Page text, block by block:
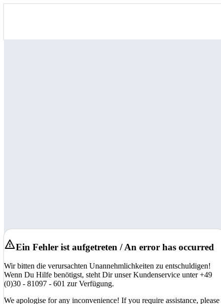
Ein Fehler ist aufgetreten / An error has occurred
Wir bitten die verursachten Unannehmlichkeiten zu entschuldigen!
Wenn Du Hilfe benötigst, steht Dir unser Kundenservice unter +49
(0)30 - 81097 - 601 zur Verfügung.
We apologise for any inconvenience! If you require assistance, please